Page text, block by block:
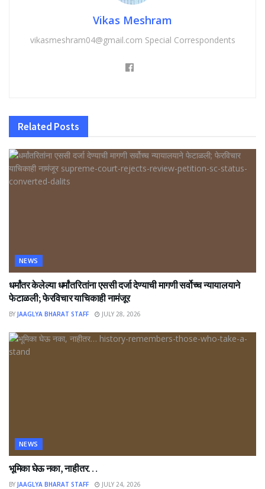
Vikas Meshram
vikasmeshram04@gmail.com Special Correspondents
Related Posts
NEWS
धर्मांतर केलेल्या धर्मांतरितांना एससी दर्जा देण्याची मागणी सर्वोच्च न्यायालयाने
फेटाळली; फेरविचार याचिकाही नामंजूर
BY JAAGLYA BHARAT STAFF JULY 28, 2026
NEWS
भूमिका घेऊ नका, नाहीतर…
BY JAAGLYA BHARAT STAFF JULY 24, 2026